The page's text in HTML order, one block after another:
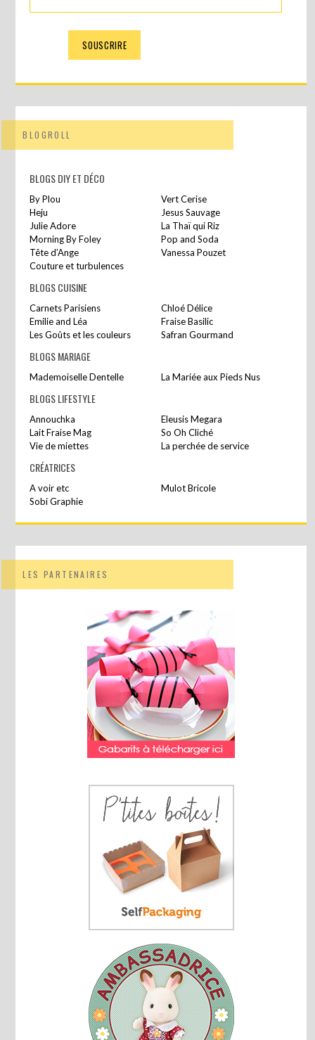
BLOGROLL
BLOGS DIY ET DÉCO
By Plou
Vert Cerise
Heju
Jesus Sauvage
Julie Adore
La Thaï qui Riz
Morning By Foley
Pop and Soda
Tête d’Ange
Vanessa Pouzet
Couture et turbulences
BLOGS CUISINE
Carnets Parisiens
Chloé Délice
Emilie and Léa
Fraise Basilic
Les Goûts et les couleurs
Safran Gourmand
BLOGS MARIAGE
Mademoiselle Dentelle La Mariée aux Pieds Nus
BLOGS LIFESTYLE
Annouchka
Eleusis Megara
Lait Fraise Mag
So Oh Cliché
Vie de miettes
La perchée de service
CRÉATRICES
A voir etc
Mulot Bricole
Sobi Graphie
LES PARTENAIRES